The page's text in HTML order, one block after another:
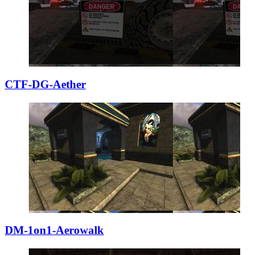
CTF-DG-Aether
DM-1on1-Aerowalk